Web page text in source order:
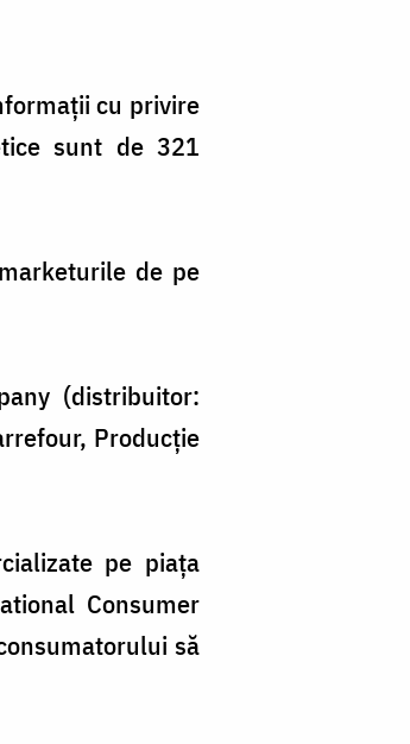
cu privire
sunt de 321
de pe
(distribuitor:
Producţie
pe piaţa
Consumer
să